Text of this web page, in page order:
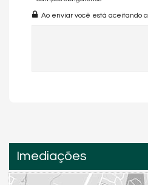
Ao enviar você está aceitando a
Imediações